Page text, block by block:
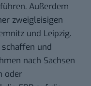
. Außerdem
zweigleisigen
und Leipzig.
und
nach Sachsen
oder